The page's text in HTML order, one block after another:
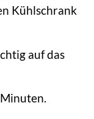
Kühlschrank
auf das